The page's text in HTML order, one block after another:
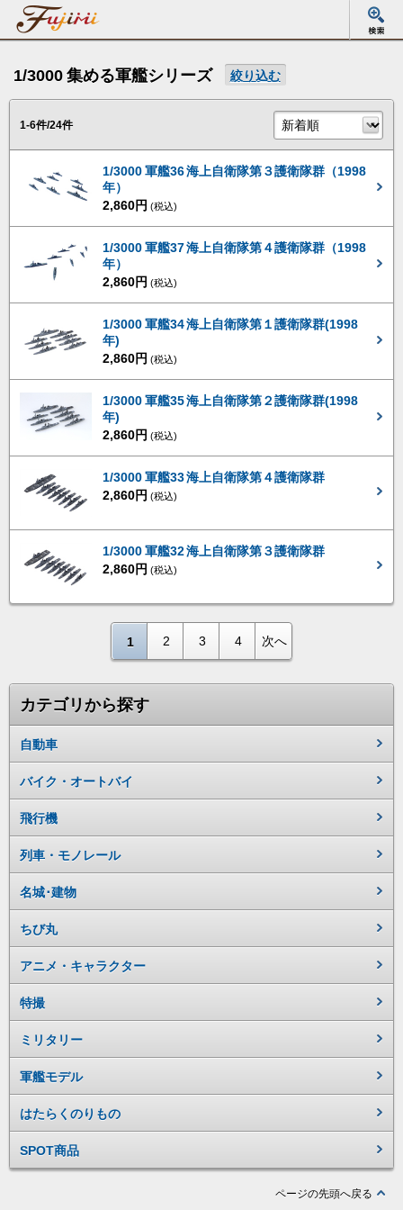
1/3000 集める軍艦シリーズ 絞り込む
1-6件/24件
1/3000 軍艦36 海上自衛隊第３護衛隊群（1998
年）
2,860円 (税込)
1/3000 軍艦37 海上自衛隊第４護衛隊群（1998
年）
2,860円 (税込)
1/3000 軍艦34 海上自衛隊第１護衛隊群(1998
年)
2,860円 (税込)
1/3000 軍艦35 海上自衛隊第２護衛隊群(1998
年)
2,860円 (税込)
1/3000 軍艦33 海上自衛隊第４護衛隊群
2,860円 (税込)
1/3000 軍艦32 海上自衛隊第３護衛隊群
2,860円 (税込)
1 2 3 4 次へ
カテゴリから探す
自動車
バイク・オートバイ
飛行機
列車・モノレール
名城･建物
ちび丸
アニメ・キャラクター
特撮
ミリタリー
軍艦モデル
はたらくのりもの
SPOT商品
ページの先頭へ戻る